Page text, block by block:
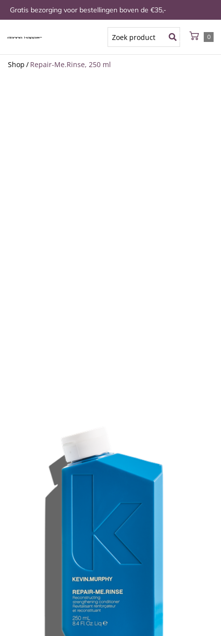
Gratis bezorging voor bestellingen boven de €35,-
0
Shop / Repair-Me.Rinse, 250 ml